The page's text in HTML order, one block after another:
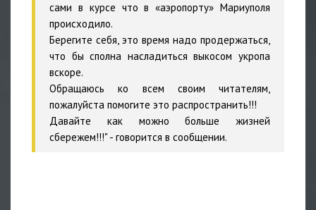
сами в курсе что в «аэропорту» Мариуполя
происходило.
Берегите себя, это время надо продержаться,
что бы сполна насладиться выкосом укропа
вскоре.
Обращаюсь ко всем своим читателям,
пожалуйста помогите это распространить!!!
Давайте как можно больше жизней
сбережем!!!" - говорится в сообщении.